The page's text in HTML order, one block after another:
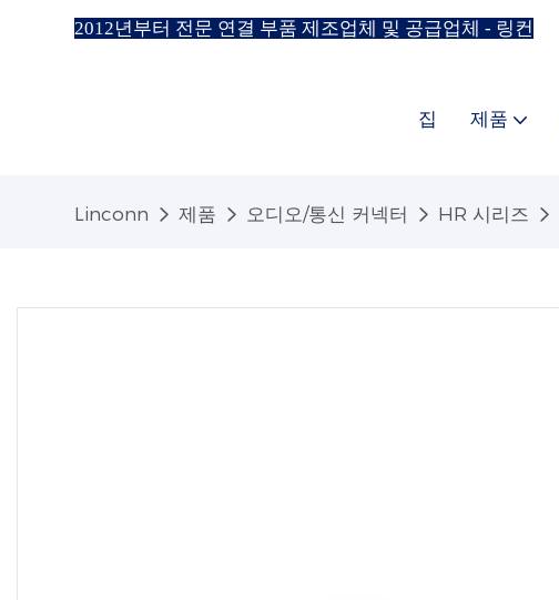
2012년부터 전문 연결 부품 제조업체 및 공급업체 - 링컨
집 제품
Linconn 제품 오디오/통신 커넥터 HR 시리즈